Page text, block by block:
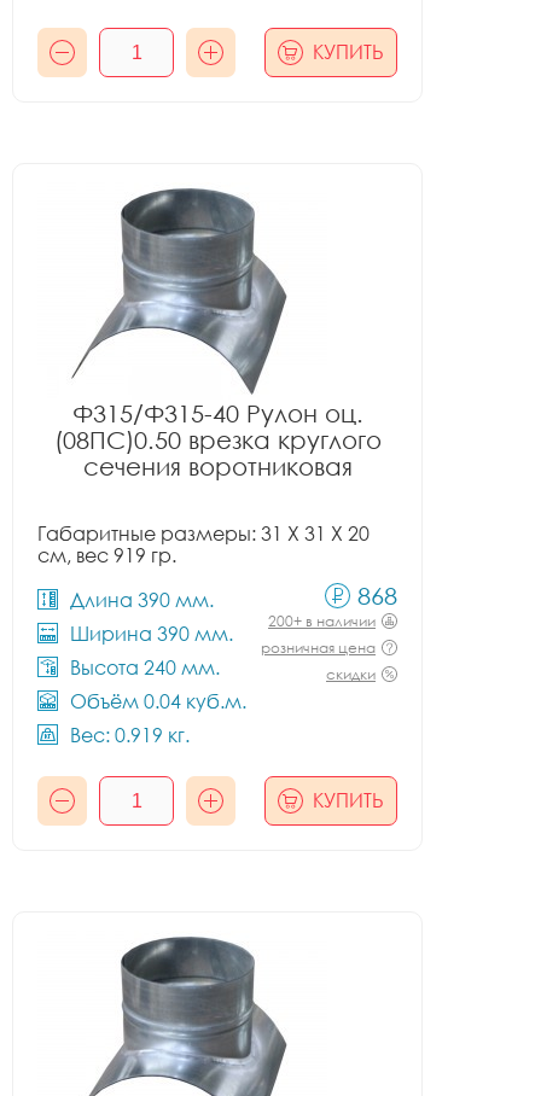
КУПИТЬ
Ф315/Ф315-40 Рулон оц.
(08ПС)0.50 врезка круглого
сечения воротниковая
Габаритные размеры: 31 X 31 X 20
см, вес 919 гр.
Длина 390 мм.
Ширина 390 мм.
Высота 240 мм.
Объём 0.04 куб.м.
Вес: 0.919 кг.
868
200+ в наличии
розничная цена
скидки
КУПИТЬ